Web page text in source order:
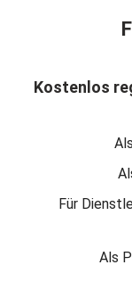
Kostenlos
Für
Als